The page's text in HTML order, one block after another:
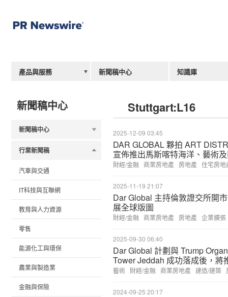
新聞稿中心
新聞稿中心
行業新聞稿
汽車與交通
IT科技與互聯網
教育與人力資源
零售
能源化工與環保
農業與製造業
金融與保險
Stuttgart:L16
2025-12-09 03:45
DAR GLOBAL 夥拍 ART
宣佈推出馬斯喀特海洋、藝術
財經/金融 商業房地產 房地產 住宅房地
2025-11-19 21:07
Dar Global 主持倫敦證交所開
展全球版圖
財經/金融 商業房地產 房地產 企業擴張
2025-09-30 06:40
Dar Global 計劃與 Trump
Tower Jeddah 成功落成後，將
藝術 財經/金融 商業房地產 建造/建築
2024-09-25 20:17
產品與服務 新聞稿中心 知識庫